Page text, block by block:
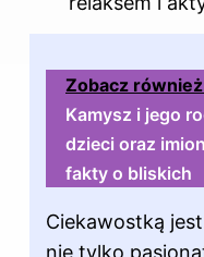
Zobacz
Kamysz i jego
dzieci oraz
fakty o bliskich
Ciekawostką
nie tylko